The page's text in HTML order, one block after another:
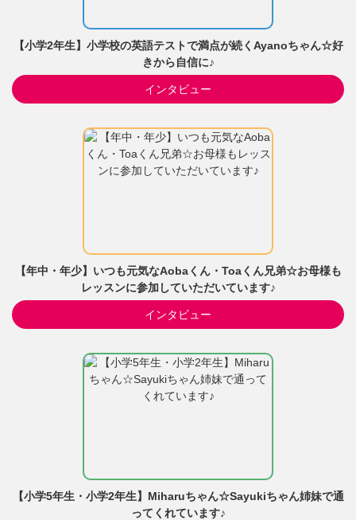
【小学2年生】小学校の英語テストで満点が続くAyanoちゃん☆好
きから自信に♪
インタビュー
【年中・年少】いつも元気なAobaくん・Toaくん兄弟☆お母様も
レッスンに参加していただいています♪
インタビュー
【小学5年生・小学2年生】Miharuちゃん☆Sayukiちゃん姉妹で通
ってくれています♪